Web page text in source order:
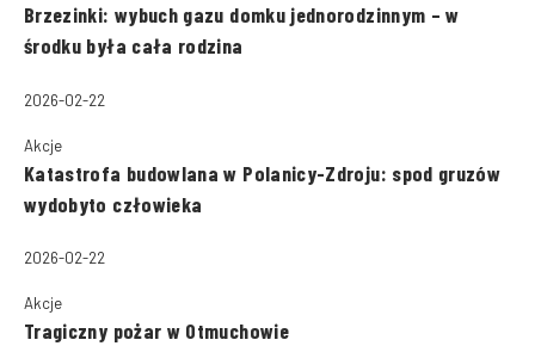
Brzezinki: wybuch gazu domku jednorodzinnym – w
środku była cała rodzina
2026-02-22
Akcje
Katastrofa budowlana w Polanicy-Zdroju: spod gruzów
wydobyto człowieka
2026-02-22
Akcje
Tragiczny pożar w Otmuchowie